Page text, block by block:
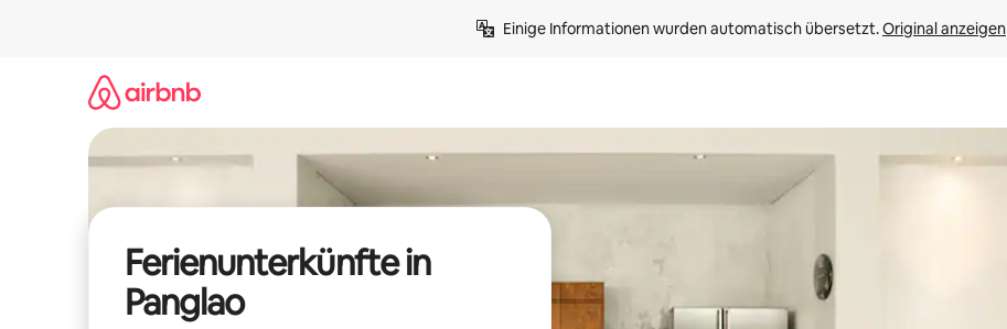
Einige Informationen wurden automatisch übersetzt. Original anzeigen
Ferienunterkünfte in
Panglao